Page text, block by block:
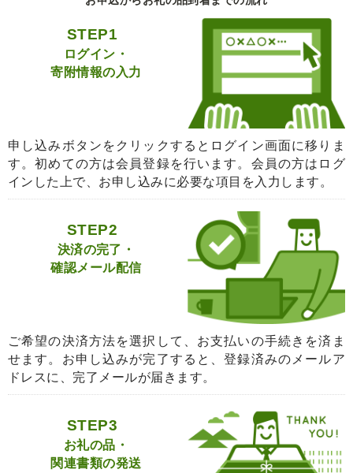
STEP1
ログイン・
寄附情報の入力
申し込みボタンをクリックするとログイン画面に移りま
す。初めての方は会員登録を行います。会員の方はログ
インした上で、お申し込みに必要な項目を入力します。
STEP2
決済の完了・
確認メール配信
ご希望の決済方法を選択して、お支払いの手続きを済ま
せます。お申し込みが完了すると、登録済みのメールア
ドレスに、完了メールが届きます。
STEP3
お礼の品・
関連書類の発送